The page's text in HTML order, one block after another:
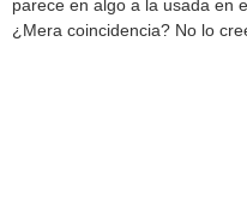
parece en algo a la usada en
¿Mera coincidencia? No lo